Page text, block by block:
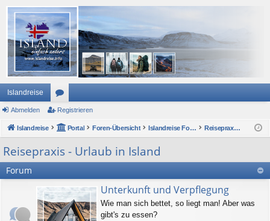
Islandreise
or
en
Abmelden Registrieren
Islandreise Portal Foren-Übersicht Islandreise Forum Reisepraxis - Urlaub in Island
Reisepraxis - Urlaub in Island
Forum
Unterkunft und Verpflegung
Wie man sich bettet, so liegt man! Aber was
gibt's zu essen?